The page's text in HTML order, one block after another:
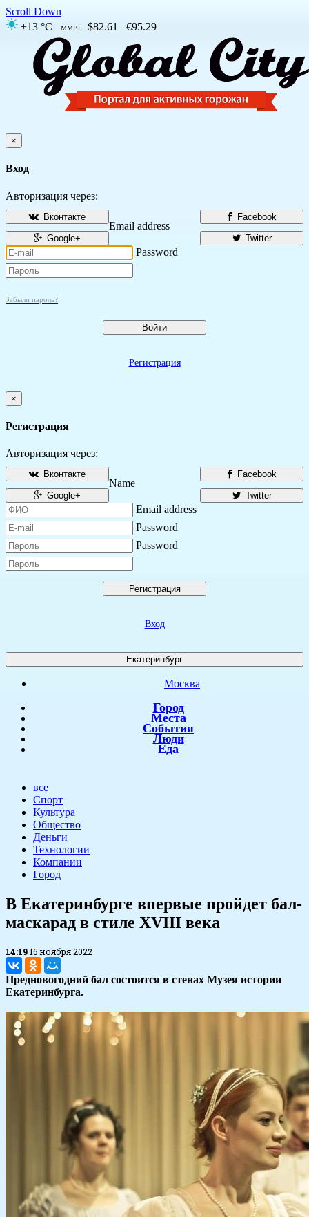
Scroll Down
+13 °C
ММВБ $82.61 €95.29
×
Вход
Авторизация через:
Facebook
Вконтакте
Twitter
Google+
Email address
Password
Забыли пароль?
Войти
Регистрация
×
Регистрация
Авторизация через:
Facebook
Вконтакте
Twitter
Google+
Name
Email address
Password
Password
Регистрация
Вход
Екатеринбург
Москва
Город
Места
События
Люди
Еда
все
Спорт
Культура
Общество
Деньги
Технологии
Компании
Город
​В Екатеринбурге впервые пройдет бал-
маскарад в стиле XVIII века
14:1916 ноября 2022
Предновогодний бал состоится в стенах Музея истории
Екатеринбурга.